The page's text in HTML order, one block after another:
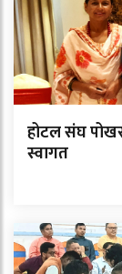
होटल संघ
स्वागत